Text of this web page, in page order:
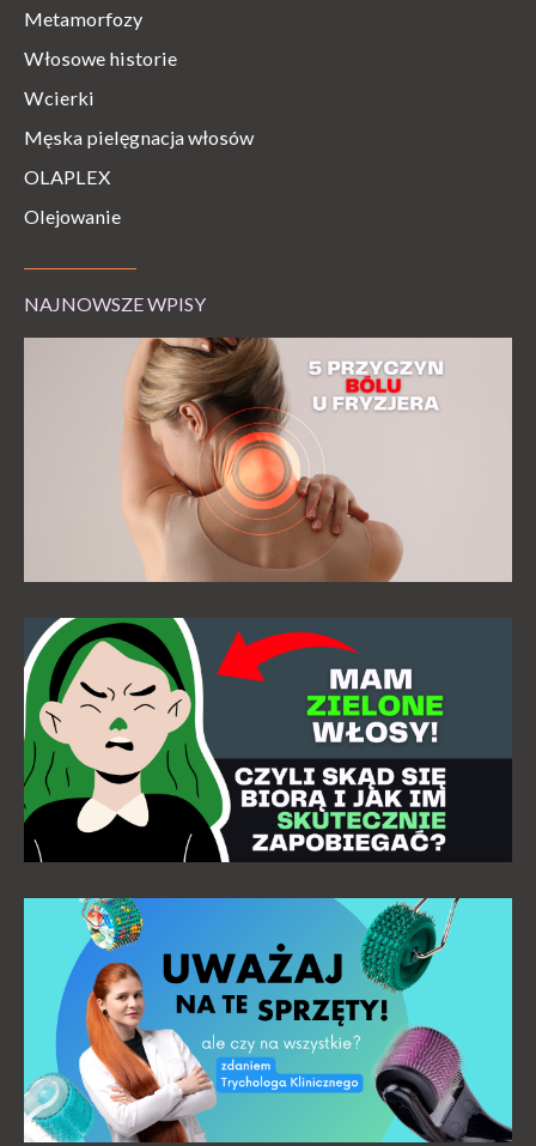
Metamorfozy
Włosowe historie
Wcierki
Męska pielęgnacja włosów
OLAPLEX
Olejowanie
NAJNOWSZE WPISY